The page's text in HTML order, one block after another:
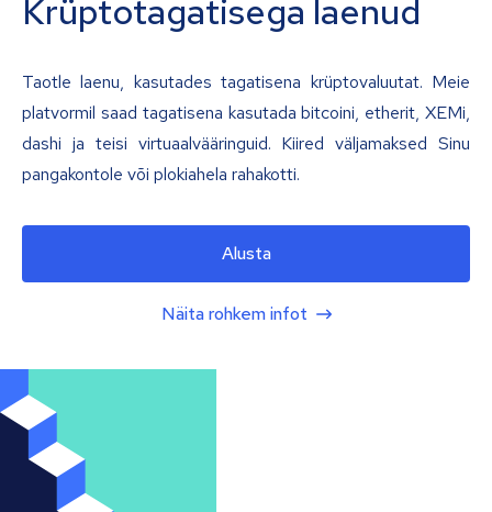
Krüptotagatisega laenud
Taotle laenu, kasutades tagatisena krüptovaluutat. Meie
platvormil saad tagatisena kasutada bitcoini, etherit, XEMi,
dashi ja teisi virtuaalvääringuid. Kiired väljamaksed Sinu
pangakontole või plokiahela rahakotti.
Alusta
Näita rohkem infot